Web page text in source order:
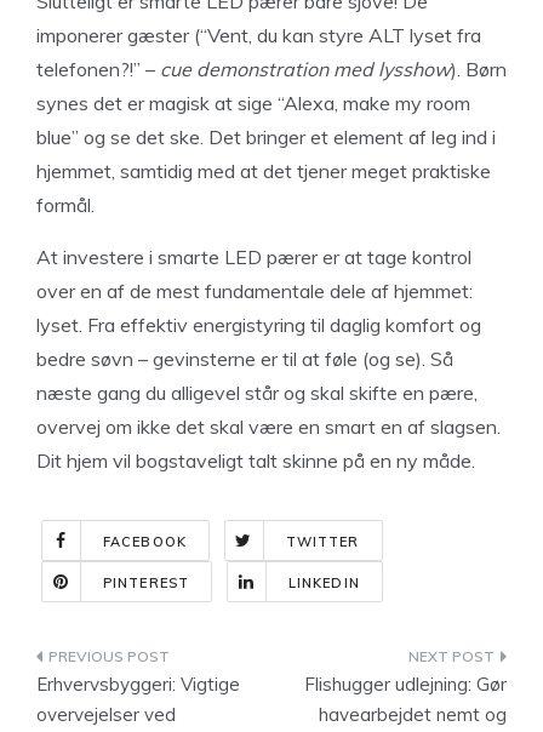
imponerer gæster (“Vent, du kan styre ALT lyset fra
telefonen?!” – cue demonstration med lysshow). Børn
synes det er magisk at sige “Alexa, make my room
blue” og se det ske. Det bringer et element af leg ind i
hjemmet, samtidig med at det tjener meget praktiske
formål.
At investere i smarte LED pærer er at tage kontrol
over en af de mest fundamentale dele af hjemmet:
lyset. Fra effektiv energistyring til daglig komfort og
bedre søvn – gevinsterne er til at føle (og se). Så
næste gang du alligevel står og skal skifte en pære,
overvej om ikke det skal være en smart en af slagsen.
Dit hjem vil bogstaveligt talt skinne på en ny måde.
FACEBOOK TWITTER
PINTEREST LINKEDIN
Indlægsnavigation
Erhvervsbyggeri: Vigtige
overvejelser ved
Flishugger udlejning: Gør
havearbejdet nemt og